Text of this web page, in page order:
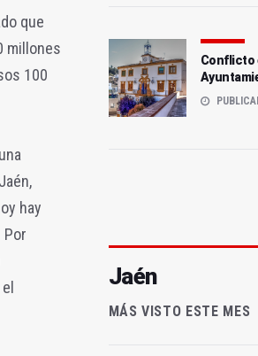
que
millones
100
hay
Por
Conflicto
Jaén
MÁS VISTO ESTE MES